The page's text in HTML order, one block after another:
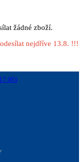
žádné zboží.
nejdříve 13.8. !!!